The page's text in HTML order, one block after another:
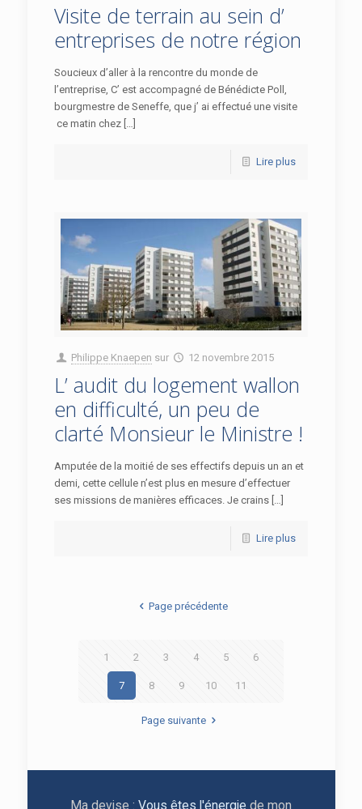
Visite de terrain au sein d’
entreprises de notre région
Soucieux d’aller à la rencontre du monde de
l’entreprise, C’ est accompagné de Bénédicte Poll,
bourgmestre de Seneffe, que j’ ai effectué une visite
ce matin chez […]
Lire plus
Philippe Knaepen sur 12 novembre 2015
L’ audit du logement wallon
en difficulté, un peu de
clarté Monsieur le Ministre !
Amputée de la moitié de ses effectifs depuis un an et
demi, cette cellule n’est plus en mesure d’effectuer
ses missions de manières efficaces. Je crains […]
Lire plus
Page précédente
1 2 3 4 5 6
7 8 9 10 11
Page suivante
Ma devise : Vous êtes l'énergie de mon